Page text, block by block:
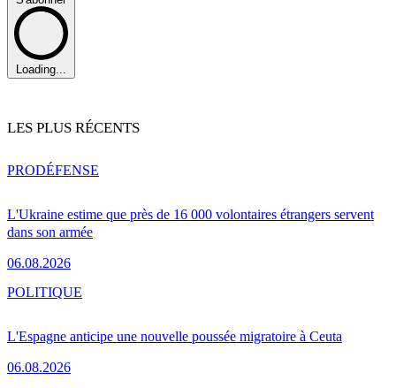
Loading...
LES PLUS RÉCENTS
L'Ukraine estime que près de 16 000 volontaires étrangers servent
dans son armée
06.08.2026
PRODÉFENSE
L'Espagne anticipe une nouvelle poussée migratoire à Ceuta
06.08.2026
POLITIQUE